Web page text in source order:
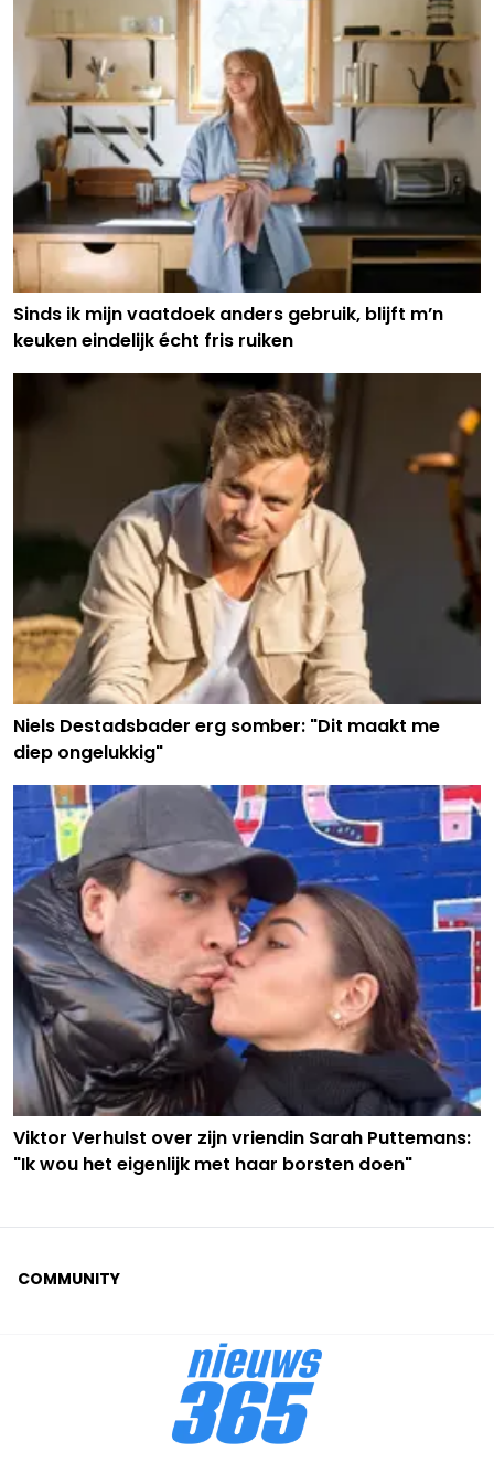
Sinds ik mijn vaatdoek anders gebruik, blijft m’n
keuken eindelijk écht fris ruiken
Niels Destadsbader erg somber: "Dit maakt me
diep ongelukkig"
Viktor Verhulst over zijn vriendin Sarah Puttemans:
"Ik wou het eigenlijk met haar borsten doen"
COMMUNITY